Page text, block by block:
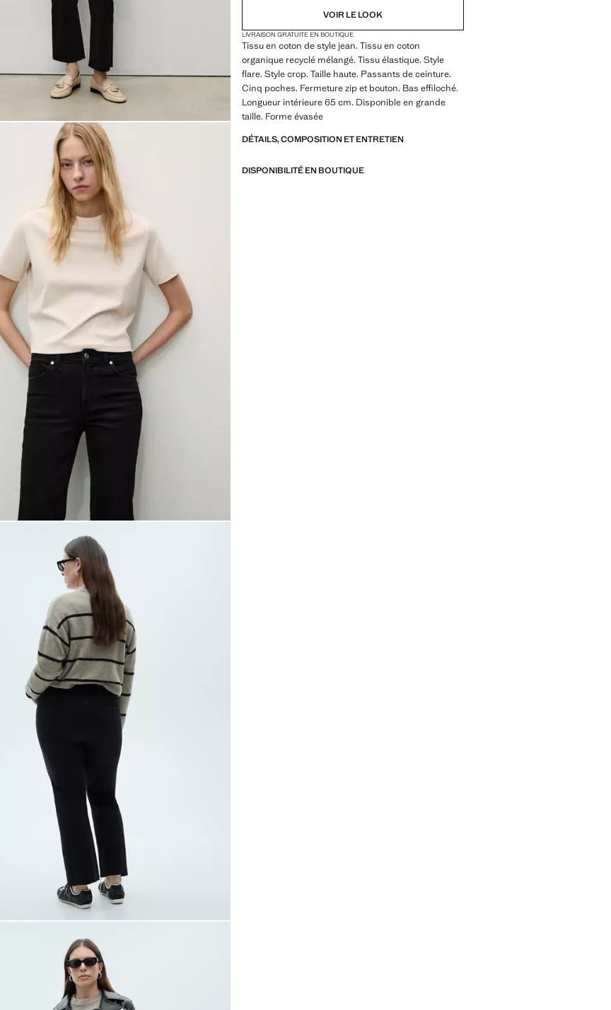
VOIR LE LOOK
LIVRAISON GRATUITE EN BOUTIQUE
Tissu en coton de style jean. Tissu en coton
organique recyclé mélangé. Tissu élastique. Style
flare. Style crop. Taille haute. Passants de ceinture.
Cinq poches. Fermeture zip et bouton. Bas effiloché.
Longueur intérieure 65 cm. Disponible en grande
taille. Forme évasée
DÉTAILS, COMPOSITION ET ENTRETIEN
DISPONIBILITÉ EN BOUTIQUE